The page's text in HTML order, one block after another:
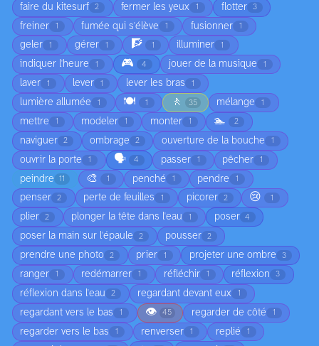
faire du kitesurf 2 fermer les yeux 1 flotter 3
freiner 1 fumée qui s'élève 1 fusionner 1
geler 1 gérer 1 🧗 1 illuminer 1
indiquer l'heure 1 🎮 4 jouer de la musique 1
laver 1 lever 1 lever les bras 1
lumière allumée 1 🍽️ 1 🚶 35 mélange 1
mettre 1 modeler 1 monter 1 🏊 2
naviguer 2 ombrage 2 ouverture de la bouche 1
ouvrir la porte 1 🗣️ 4 passer 1 pêcher 1
peindre 11 🎨 1 penché 1 pendre 1
penser 2 perte de feuilles 1 picorer 2 😢 1
plier 2 plonger la tête dans l'eau 1 poser 4
poser la main sur l'épaule 2 pousser 2
prendre une photo 2 prier 1 projeter une ombre 3
ranger 1 redémarrer 1 réfléchir 1 réflexion 3
réflexion dans l'eau 2 regardant devant eux 1
regardant vers le bas 1 👁️ 45 regarder de côté 1
regarder vers le bas 1 renverser 1 replié 1